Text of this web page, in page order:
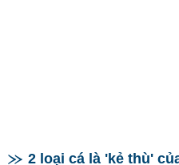
2 loại cá là 'kẻ thù'